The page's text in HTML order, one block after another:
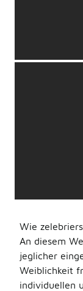
Wie
An diesem
jeglicher
Weiblichkeit
individuellen